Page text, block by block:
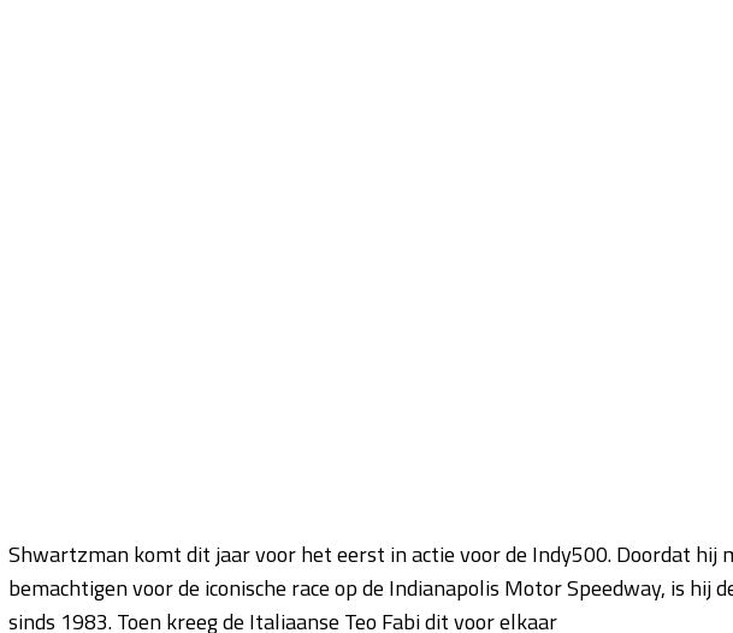
Shwartzman komt dit jaar voor het eerst in actie voor de Indy500. Doordat
bemachtigen voor de iconische race op de Indianapolis Motor Speedway, is hij
sinds 1983. Toen kreeg de Italiaanse Teo Fabi dit voor elkaar